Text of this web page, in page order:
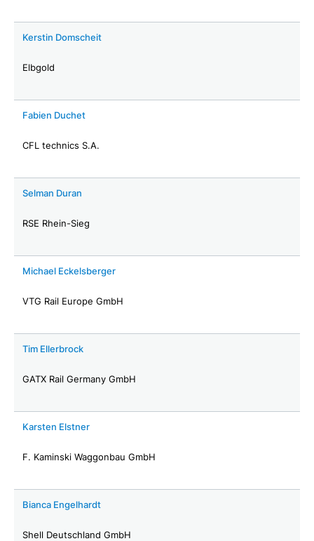
Kerstin Domscheit
Elbgold
Fabien Duchet
CFL technics S.A.
Selman Duran
RSE Rhein-Sieg
Michael Eckelsberger
VTG Rail Europe GmbH
Tim Ellerbrock
GATX Rail Germany GmbH
Karsten Elstner
F. Kaminski Waggonbau GmbH
Bianca Engelhardt
Shell Deutschland GmbH